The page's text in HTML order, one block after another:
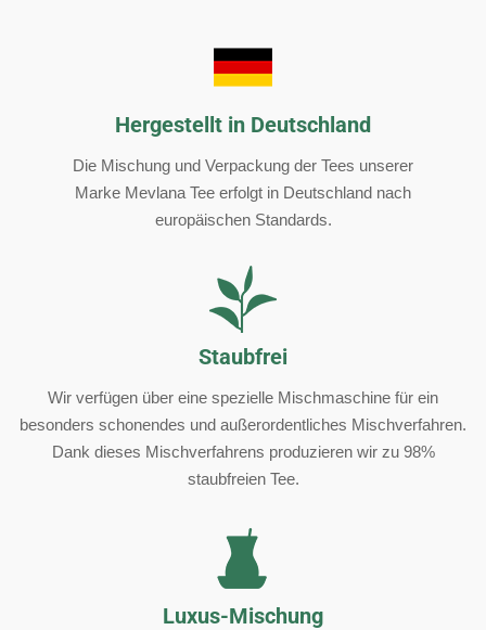
Hergestellt in Deutschland
Die Mischung und Verpackung der Tees unserer
Marke Mevlana Tee erfolgt in Deutschland nach
europäischen Standards.
Staubfrei
Wir verfügen über eine spezielle Mischmaschine für ein
besonders schonendes und außerordentliches Mischverfahren.
Dank dieses Mischverfahrens produzieren wir zu 98%
staubfreien Tee.
Luxus-Mischung